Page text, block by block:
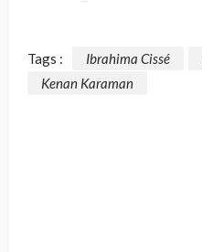
Tags : Ibrahima Cissé
Kenan Karaman